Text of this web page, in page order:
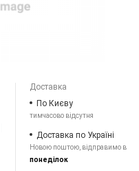
Доставка
По Києву
тимчасово відсутня
Доставка по Україні
Новою поштою, відправимо в
понеділок